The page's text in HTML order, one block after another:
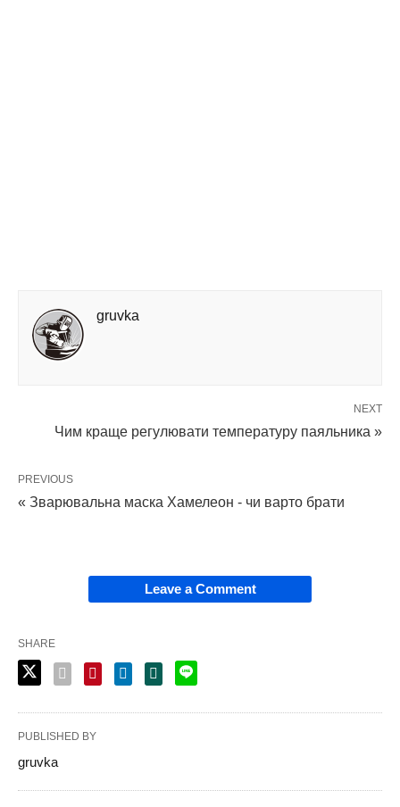
gruvka
NEXT
Чим краще регулювати температуру паяльника »
PREVIOUS
« Зварювальна маска Хамелеон - чи варто брати
Leave a Comment
SHARE
PUBLISHED BY
gruvka